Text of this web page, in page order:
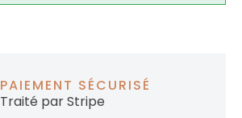
PAIEMENT SÉCURISÉ
Traité par Stripe